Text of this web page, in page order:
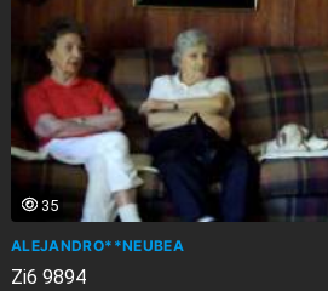
35
ALEJANDRO**NEUBEA
Zi6 9894